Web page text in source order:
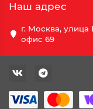
Наш адрес
г. Москва, улица
офис 69